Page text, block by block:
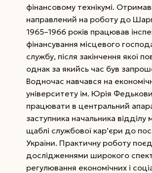
фінансовому технікумі.
направлений на роботу до
1965–1966 років працював
фінансування місцевого
службу, після закінчення якої
однак за якийсь час був
Водночас навчався на
університету ім. Юрія
працювати в центральний
заступника начальника
щаблі службової кар’єри до
України. Практичну роботу
дослідженнями широкого
регулювання економічних і